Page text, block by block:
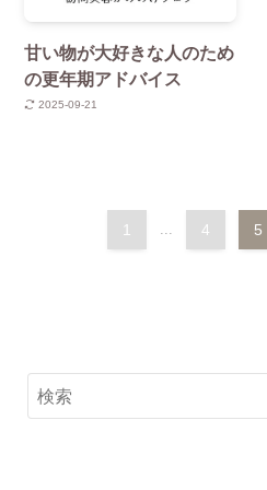
甘い物が大好きな人のため
の更年期アドバイス
2025-09-21
1 4 5